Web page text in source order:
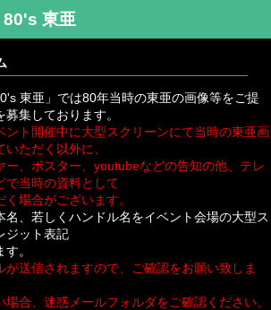
東亜
東亜」では80年当時の東亜の画像等をご提
集しております。
ント開催中に大型スクリーンにて当時の東亜画
ただく以外に、
ー、ポスター、youtubeなどの告知の他、テレ
で当時の資料として
場合がございます。
名、若しくハンドル名をイベント会場の大型ス
ジット表記
。
が送信されますので、ご確認をお願い致しま
場合、迷惑メールフォルダをご確認ください。